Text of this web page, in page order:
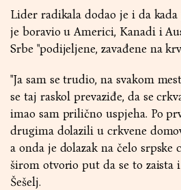
Lider radikala dodao je i da kada
je boravio u Americi, Кanadi i
Srbe "podijeljene, zavađene na
"Ja sam se trudio, na svakom
se taj raskol prevaziđe, da se
imao sam prilično uspjeha. Po
drugima dolazili u crkvene
a onda je dolazak na čelo srpske
širom otvorio put da se to zaista
Šešelj.